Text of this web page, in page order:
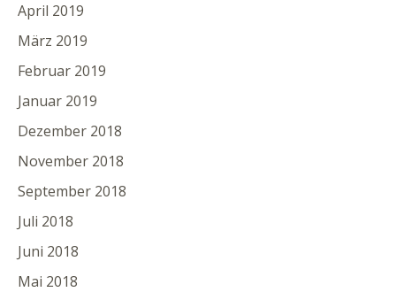
April 2019
März 2019
Februar 2019
Januar 2019
Dezember 2018
November 2018
September 2018
Juli 2018
Juni 2018
Mai 2018